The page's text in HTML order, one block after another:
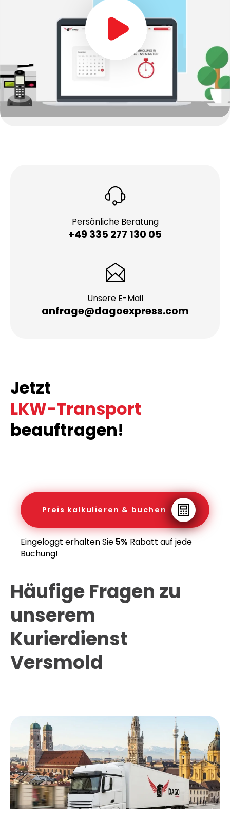
Persönliche Beratung
+49 335 277 130 05
Unsere E-Mail
anfrage@dagoexpress.com
Jetzt
LKW-Transport
beauftragen!
Preis kalkulieren & buchen
Eingeloggt erhalten Sie 5% Rabatt auf jede
Buchung!
Häufige Fragen zu
unserem
Kurierdienst
Versmold